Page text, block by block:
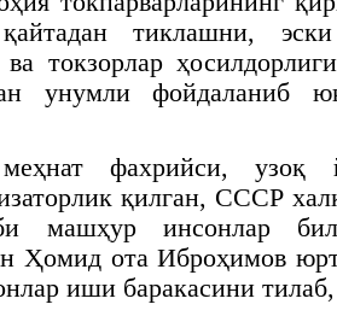
тиклашни,
токзорлар
унумли фойдаланиб
фахрийси, узоқ
қилган, СССР
машҳур инсонлар
Ҳомид ота Иброҳимов
иши баракасини